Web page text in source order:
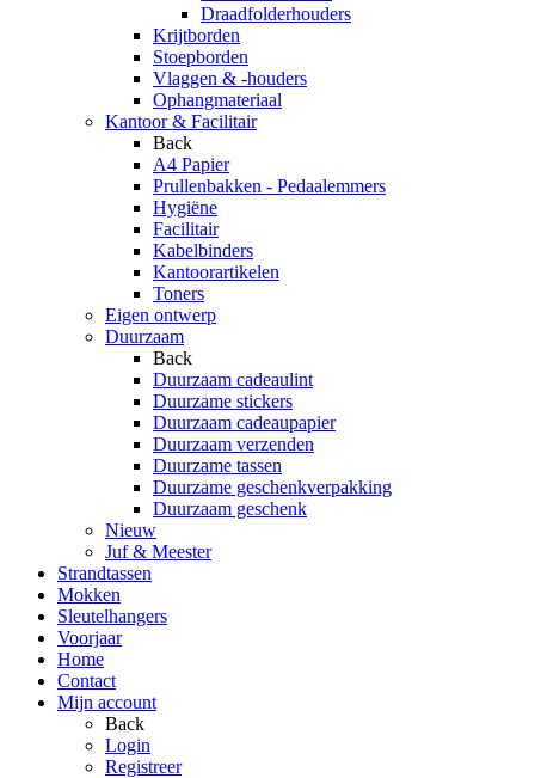
Draadfolderhouders
Krijtborden
Stoepborden
Vlaggen & -houders
Ophangmateriaal
Kantoor & Facilitair
Back
A4 Papier
Prullenbakken - Pedaalemmers
Hygiëne
Facilitair
Kabelbinders
Kantoorartikelen
Toners
Eigen ontwerp
Duurzaam
Back
Duurzaam cadeaulint
Duurzame stickers
Duurzaam cadeaupapier
Duurzaam verzenden
Duurzame tassen
Duurzame geschenkverpakking
Duurzaam geschenk
Nieuw
Juf & Meester
Strandtassen
Mokken
Sleutelhangers
Voorjaar
Home
Contact
Mijn account
Back
Login
Registreer